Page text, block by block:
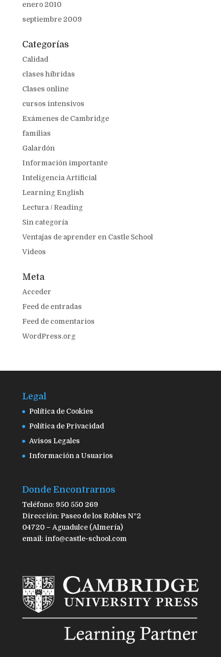
enero 2010
septiembre 2009
Categorías
Calidad
clases híbridas
Clases online
cursos intensivos
Exámenes de Cambridge
familias
Galardón
Información importante
Inteligencia Artificial
Learning English
Lectura / Reading
Sin categoría
Ventajas de aprender en Castle School
Videos
Meta
Acceder
Feed de entradas
Feed de comentarios
WordPress.org
Legal
Política de Cookies
Política de Privacidad
Avisos Legales
Información a Usuarios
Donde Encontrarnos
Teléfono: 950 550 269
Dirección: Paseo de los Robles Nº2
04720 – Aguadulce (Almería)
email: info@castle-school.com